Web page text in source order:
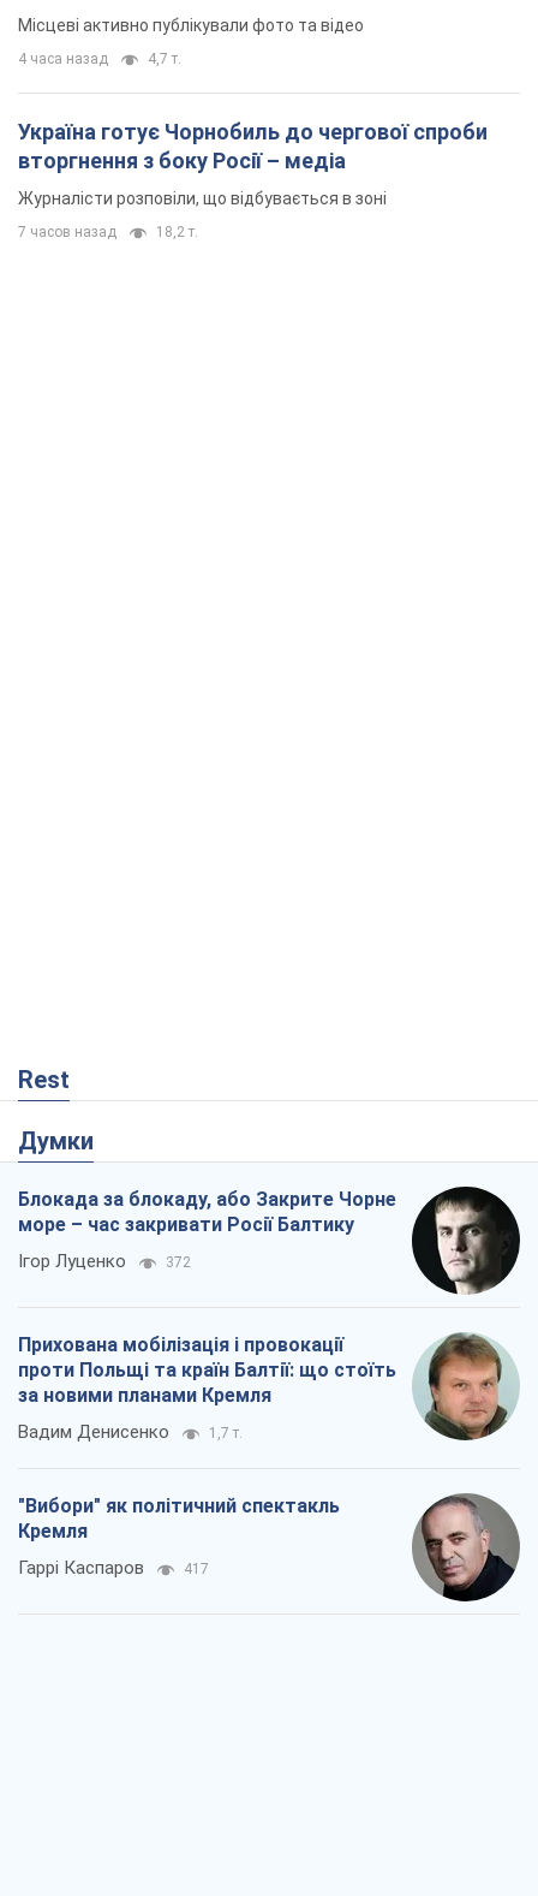
Місцеві активно публікували фото та відео
4 часа назад 4,7 т.
Україна готує Чорнобиль до чергової спроби
вторгнення з боку Росії – медіа
Журналісти розповіли, що відбувається в зоні
7 часов назад 18,2 т.
Rest
Думки
Блокада за блокаду, або Закрите Чорне
море – час закривати Росії Балтику
Ігор Луценко 372
Прихована мобілізація і провокації
проти Польщі та країн Балтії: що стоїть
за новими планами Кремля
Вадим Денисенко 1,7 т.
"Вибори" як політичний спектакль
Кремля
Гаррі Каспаров 417